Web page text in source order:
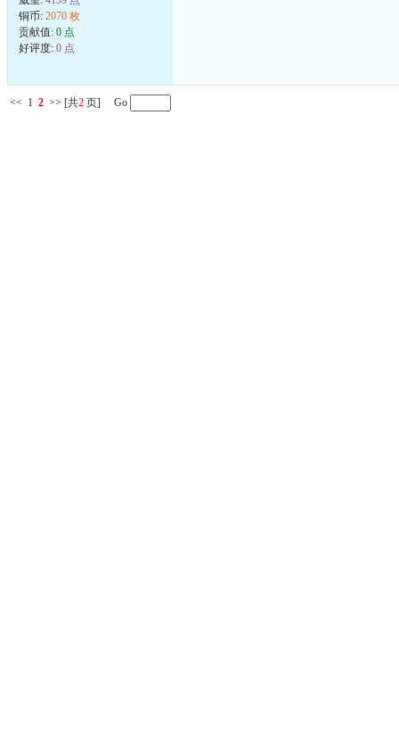
铜币: 2070 枚
贡献值: 0 点
好评度: 0 点
<< 1 2 >> [共2 页] Go